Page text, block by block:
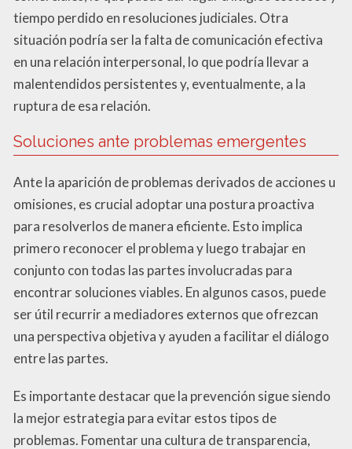
tiempo perdido en resoluciones judiciales. Otra
situación podría ser la falta de comunicación efectiva
en una relación interpersonal, lo que podría llevar a
malentendidos persistentes y, eventualmente, a la
ruptura de esa relación.
Soluciones ante problemas emergentes
Ante la aparición de problemas derivados de acciones u
omisiones, es crucial adoptar una postura proactiva
para resolverlos de manera eficiente. Esto implica
primero reconocer el problema y luego trabajar en
conjunto con todas las partes involucradas para
encontrar soluciones viables. En algunos casos, puede
ser útil recurrir a mediadores externos que ofrezcan
una perspectiva objetiva y ayuden a facilitar el diálogo
entre las partes.
Es importante destacar que la prevención sigue siendo
la mejor estrategia para evitar estos tipos de
problemas. Fomentar una cultura de transparencia,